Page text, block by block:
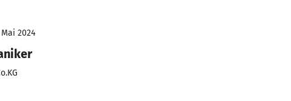
2024